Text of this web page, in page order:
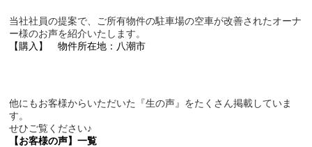
当社社員の提案で、ご所有物件の駐車場の空車が改善されたオーナ
ー様のお声を紹介いたします。
【購入】 物件所在地：八潮市
他にもお客様からいただいた『生の声』をたくさん掲載していま
す。
せひご覧ください♪
【お客様の声】一覧